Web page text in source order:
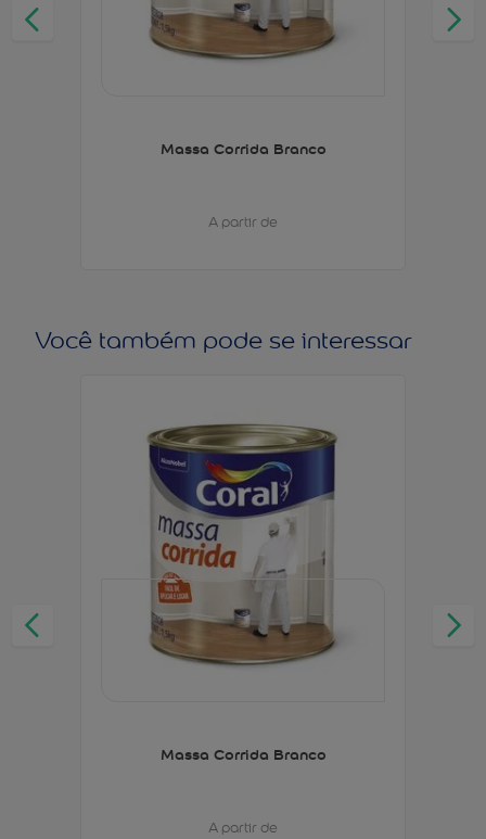
Massa Corrida Branco
A partir de
Você também pode se interessar
Massa Corrida Branco
A partir de